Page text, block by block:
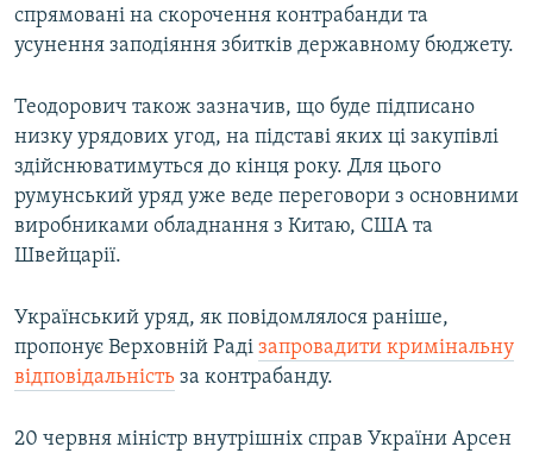
спрямовані на скорочення контрабанди та
усунення заподіяння збитків державному бюджету.
Теодорович також зазначив, що буде підписано
низку урядових угод, на підставі яких ці закупівлі
здійснюватимуться до кінця року. Для цього
румунський уряд уже веде переговори з основними
виробниками обладнання з Китаю, США та
Швейцарії.
Український уряд, як повідомлялося раніше,
пропонує Верховній Раді запровадити кримінальну
відповідальність за контрабанду.
20 червня міністр внутрішніх справ України Арсен